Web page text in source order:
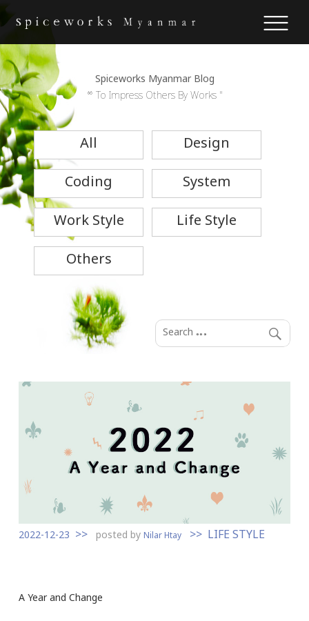
Spiceworks Myanmar Blog
“ To Impress Others By Works "
All
Design
Coding
System
Work Style
Life Style
Others
2022-12-23 posted byNilar Htay LIFE STYLE
A Year and Change